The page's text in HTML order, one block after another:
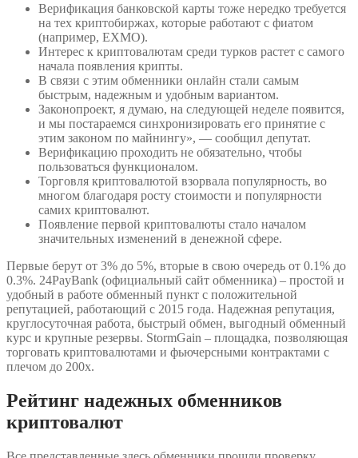
Верификация банковской карты тоже нередко требуется
на тех криптобиржах, которые работают с фиатом
(например, EXMO).
Интерес к криптовалютам среди турков растет с самого
начала появления крипты.
В связи с этим обменники онлайн стали самым
быстрым, надежным и удобным вариантом.
Законопроект, я думаю, на следующей неделе появится,
и мы постараемся синхронизировать его принятие с
этим законом по майнингу», — сообщил депутат.
Верификацию проходить не обязательно, чтобы
пользоваться функционалом.
Торговля криптовалютой взорвала популярность, во
многом благодаря росту стоимости и популярности
самих криптовалют.
Появление первой криптовалюты стало началом
значительных изменений в денежной сфере.
Первые берут от 3% до 5%, вторые в свою очередь от 0.1% до
0.3%. 24PayBank (официальный сайт обменника) – простой и
удобный в работе обменный пункт с положительной
репутацией, работающий с 2015 года. Надежная репутация,
круглосуточная работа, быстрый обмен, выгодный обменный
курс и крупные резервы. StormGain – площадка, позволяющая
торговать криптовалютами и фьючерсными контрактами с
плечом до 200х.
Рейтинг надежных обменников
криптовалют